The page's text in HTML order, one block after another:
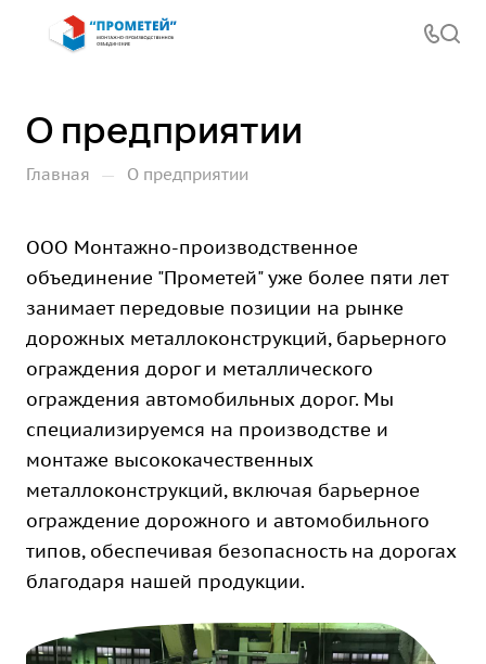
О предприятии
Главная — О предприятии
ООО Монтажно-производственное
объединение "Прометей" уже более пяти лет
занимает передовые позиции на рынке
дорожных металлоконструкций, барьерного
ограждения дорог и металлического
ограждения автомобильных дорог. Мы
специализируемся на производстве и
монтаже высококачественных
металлоконструкций, включая барьерное
ограждение дорожного и автомобильного
типов, обеспечивая безопасность на дорогах
благодаря нашей продукции.